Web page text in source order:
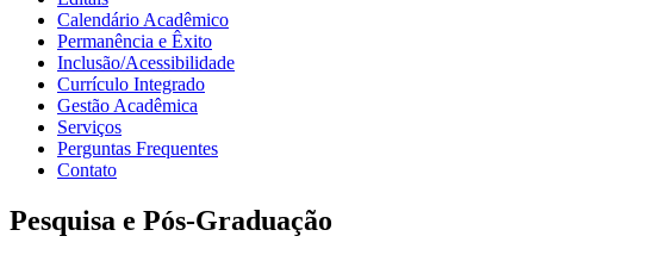
Calendário Acadêmico
Permanência e Êxito
Inclusão/Acessibilidade
Currículo Integrado
Gestão Acadêmica
Serviços
Perguntas Frequentes
Contato
Pesquisa e Pós-Graduação